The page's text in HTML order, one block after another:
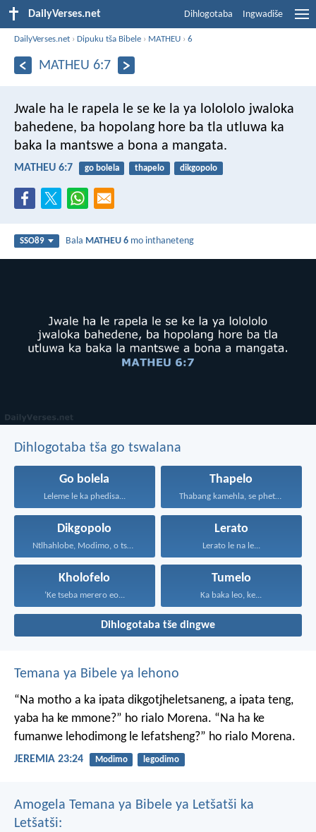
DailyVerses.net Dihlogotaba Ingwadiše
DailyVerses.net ›Dipuku tša Bibele › MATHEU ›6
MATHEU 6:7
Jwale ha le rapela le se ke la ya lolololo jwaloka
bahedene, ba hopolang hore ba tla utluwa ka
baka la mantswe a bona a mangata.
MATHEU 6:7 go bolela thapelo dikgopolo
SSO89 Bala MATHEU 6 mo inthaneteng
Dihlogotaba tša go tswalana
Go bolela
Leleme le ka phedisa...
Thapelo
Thabang kamehla, se phetseng...
Dikgopolo
Ntlhahlobe, Modimo, o tsebe...
Lerato
Lerato le na le...
Kholofelo
‘Ke tseba merero eo...
Tumelo
Ka baka leo, ke...
Dihlogotaba tše dingwe
Temana ya Bibele ya lehono
“Na motho a ka ipata dikgotjheletsaneng, a ipata teng,
yaba ha ke mmone?” ho rialo Morena. “Na ha ke
fumanwe lehodimong le lefatsheng?” ho rialo Morena.
JEREMIA 23:24 Modimo legodimo
Amogela Temana ya Bibele ya Letšatši ka
Letšatši: